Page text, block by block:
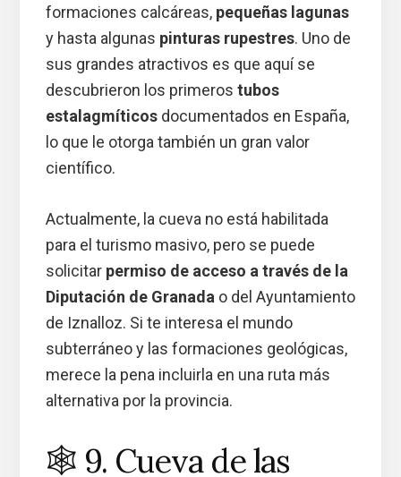
formaciones calcáreas, pequeñas lagunas
y hasta algunas pinturas rupestres. Uno de
sus grandes atractivos es que aquí se
descubrieron los primeros tubos
estalagmíticosdocumentados en España,
lo que le otorga también un gran valor
científico.
Actualmente, la cueva no está habilitada
para el turismo masivo, pero se puede
solicitar permiso de acceso a través de la
Diputación de Granada o del Ayuntamiento
de Iznalloz. Si te interesa el mundo
subterráneo y las formaciones geológicas,
merece la pena incluirla en una ruta más
alternativa por la provincia.
🕸️ 9. Cueva de las